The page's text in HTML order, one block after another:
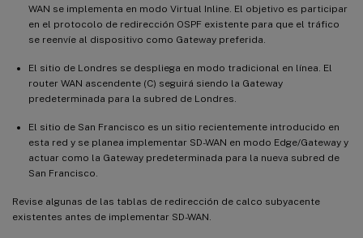
WAN se implementa en modo Virtual Inline. El objetivo es participar
en el protocolo de redirección OSPF existente para que el tráfico
se reenvíe al dispositivo como Gateway preferida.
El sitio de Londres se despliega en modo tradicional en línea. El
router WAN ascendente (C) seguirá siendo la Gateway
predeterminada para la subred de Londres.
El sitio de San Francisco es un sitio recientemente introducido en
esta red y se planea implementar SD-WAN en modo Edge/Gateway y
actuar como la Gateway predeterminada para la nueva subred de
San Francisco.
Revise algunas de las tablas de redirección de calco subyacente
existentes antes de implementar SD-WAN.